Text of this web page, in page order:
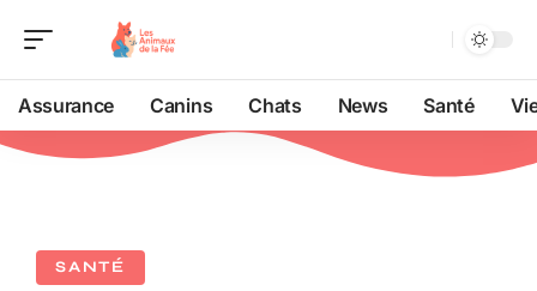
Assurance Canins Chats News Santé
SANTÉ